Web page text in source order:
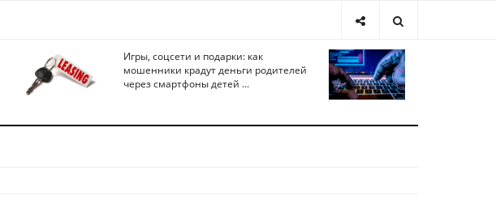
Игры, соцсети и подарки: как
мошенники крадут деньги родителей
через смартфоны детей ...